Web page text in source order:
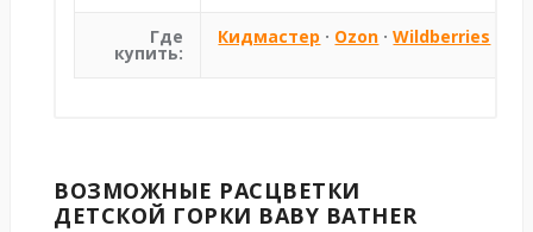
Где
купить:
Кидмастер · Ozon ·Wildberries
ВОЗМОЖНЫЕ РАСЦВЕТКИ
ДЕТСКОЙ ГОРКИ BABY BATHER